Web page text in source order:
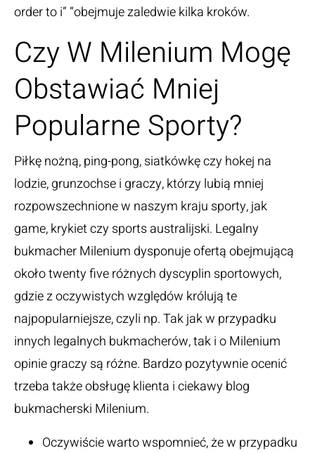
order to i” “obejmuje zaledwie kilka kroków.
Czy W Milenium Mogę
Obstawiać Mniej
Popularne Sporty?
Piłkę nożną, ping-pong, siatkówkę czy hokej na
lodzie, grunzochse i graczy, którzy lubią mniej
rozpowszechnione w naszym kraju sporty, jak
game, krykiet czy sports australijski. Legalny
bukmacher Milenium dysponuje ofertą obejmującą
około twenty five różnych dyscyplin sportowych,
gdzie z oczywistych względów królują te
najpopularniejsze, czyli np. Tak jak w przypadku
innych legalnych bukmacherów, tak i o Milenium
opinie graczy są różne. Bardzo pozytywnie ocenić
trzeba także obsługę klienta i ciekawy blog
bukmacherski Milenium.
Oczywiście warto wspomnieć, że w przypadku